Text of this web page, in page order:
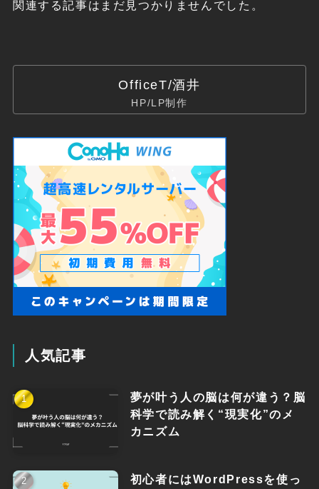
関連する記事はまだ見つかりませんでした。
OfficeT/酒井
HP/LP制作
人気記事
夢が叶う人の脳は何が違う？脳
科学で読み解く“現実化”のメ
カニズム
初心者にはWordPressを使っ